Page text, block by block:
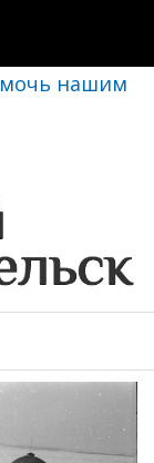
нашим